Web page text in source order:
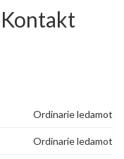
Ordinarie ledamot
Ordinarie ledamot